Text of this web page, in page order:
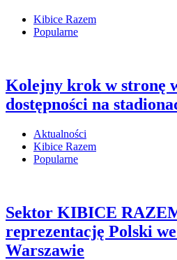
Kibice Razem
Popularne
Kolejny krok w stronę
dostępności na
Aktualności
Kibice Razem
Popularne
Sektor KIBICE
reprezentację Polski
Warszawie